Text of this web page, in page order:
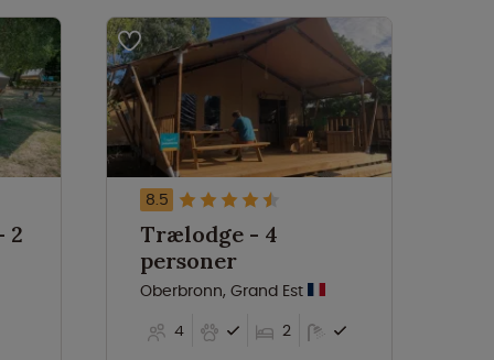
8.5
Trælodge - 4
personer
Oberbronn, Grand Est
4
2